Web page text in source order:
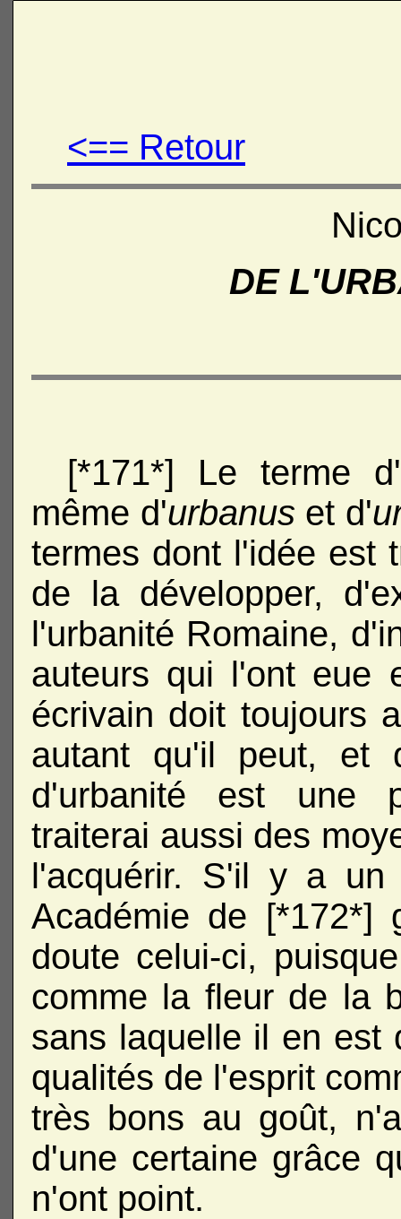
<== Retour
DE
[*171*] Le terme d'
même d'urbanus et d'
termes dont l'idée est
de la développer,
l'urbanité Romaine,
auteurs qui l'ont eue
écrivain doit toujours
autant qu'il peut, et
d'urbanité est une
traiterai aussi des
l'acquérir. S'il y a
Académie de [*172*]
doute celui-ci,
comme la fleur de la
sans laquelle il en est
qualités de l'esprit
très bons au goût,
d'une certaine grâce
n'ont point.